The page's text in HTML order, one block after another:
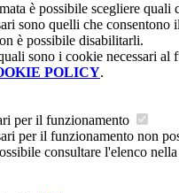
è possibile scegliere quali
sono quelli che consentono
è possibile disabilitarli.
sono i cookie necessari al
POLICY.
per il funzionamento
per il funzionamento non
consultare l'elenco